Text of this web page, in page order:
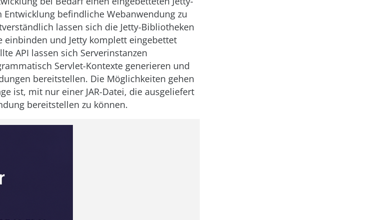
befindliche Webanwendung zu
lassen sich die Jetty-Bibliotheken
einbinden und Jetty komplett eingebettet
API lassen sich Serverinstanzen
Servlet-Kontexte generieren und
bereitstellen. Die Möglichkeiten gehen
ist, mit nur einer JAR-Datei, die ausgeliefert
bereitstellen zu können.